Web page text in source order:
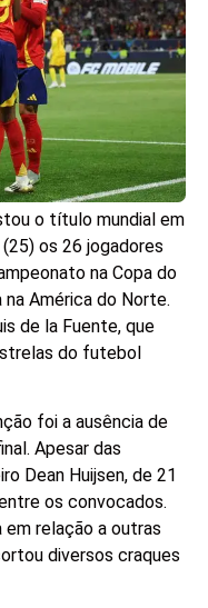
o título mundial em
os 26 jogadores
na Copa do
na América do Norte.
de la Fuente, que
do futebol
foi a ausência de
Apesar das
Dean Huijsen, de 21
os convocados.
em relação a outras
diversos craques